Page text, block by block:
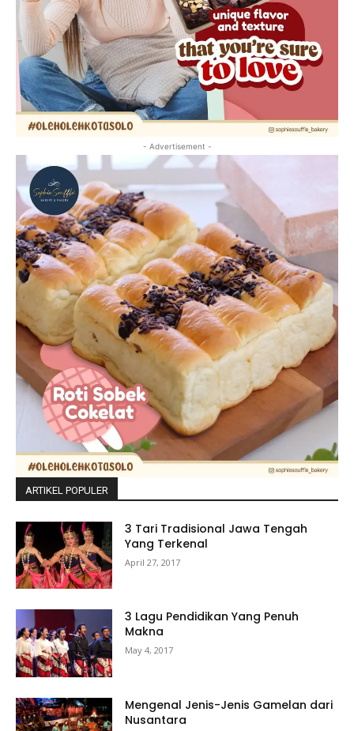
- Advertisement -
ARTIKEL POPULER
3 Tari Tradisional Jawa Tengah
Yang Terkenal
April 27, 2017
3 Lagu Pendidikan Yang Penuh
Makna
May 4, 2017
Mengenal Jenis-Jenis Gamelan dari
Nusantara